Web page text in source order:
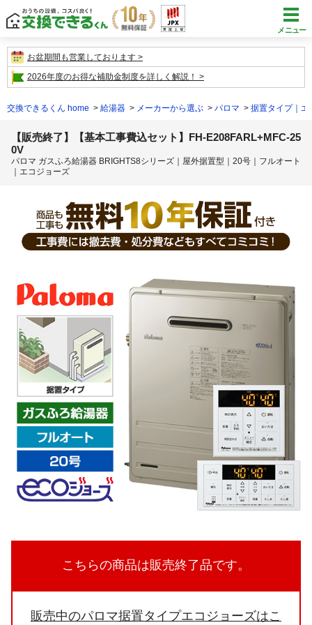
メニュー
お盆期間も営業しております
2026年度のお得な補助金制度を詳しく解説！
交換できるくん home 給湯器 メーカーから選ぶ パロマ 据置タイプ｜エ
【販売終了】【基本工事費込セット】FH-E208FARL+MFC-25
0V
パロマ ガスふろ給湯器 BRIGHTS8シリーズ｜屋外据置型｜20号｜フルオート
｜エコジョーズ
こちらの商品は販売終了品です。
販売中のパロマ据置タイプエコジョーズはこ